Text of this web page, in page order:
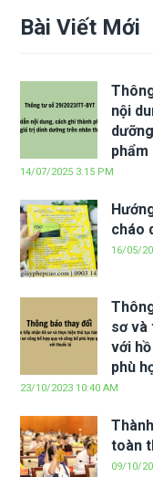
Bài Viết Mới
nội
phẩm
14/07/2025 3:15 PM
cháo
16/05/
sơ và
với
phù
23/10/2023 10:40 AM
toàn
09/10/